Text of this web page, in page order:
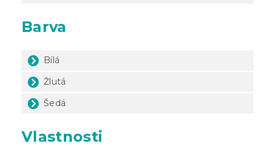
Barva
Bílá
Žlutá
Šedá
Vlastnosti